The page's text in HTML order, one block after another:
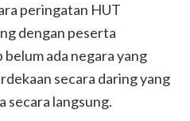
peringatan HUT
dengan peserta
ada negara yang
secara daring yang
secara langsung.